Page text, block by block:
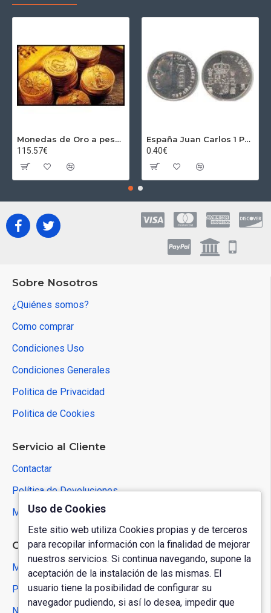
Monedas de Oro a peso por gramos al precio del día + 2,5% Au
115.57€
España Juan Carlos 1 Peseta JC 1989 Madrid ND
0.40€
Sobre Nosotros
¿Quiénes somos?
Como comprar
Condiciones Uso
Condiciones Generales
Politica de Privacidad
Politica de Cookies
Servicio al Cliente
Contactar
Política de Devoluciones
Mapa del Sitio
Cuenta de Usuario
Mi Cuenta
Pedidos
Uso de Cookies
Este sitio web utiliza Cookies propias y de terceros
para recopilar información con la finalidad de mejorar
nuestros servicios. Si continua navegando, supone la
aceptación de la instalación de las mismas. El
usuario tiene la posibilidad de configurar su
navegador pudiendo, si así lo desea, impedir que